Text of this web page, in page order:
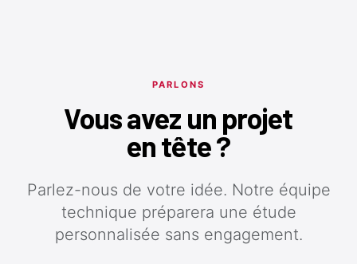
PARLONS
Vous avez un projet
en tête ?
Parlez-nous de votre idée. Notre équipe
technique préparera une étude
personnalisée sans engagement.